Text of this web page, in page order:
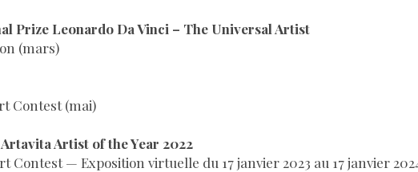
Prize Leonardo Da Vinci – The Universal Artist
(mars)
Contest (mai)
Artist of the Year 2022
Contest — Exposition virtuelle du 17 janvier 2023 au 17 janvier